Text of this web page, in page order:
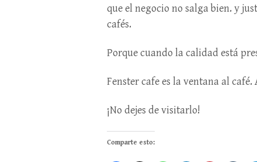
que el negocio no salga bien. y
cafés.
Porque cuando la calidad está
Fenster cafe es la ventana al
¡No dejes de visitarlo!
Comparte esto: